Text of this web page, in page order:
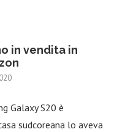
in vendita in
Galaxy S20 è
sudcoreana lo aveva